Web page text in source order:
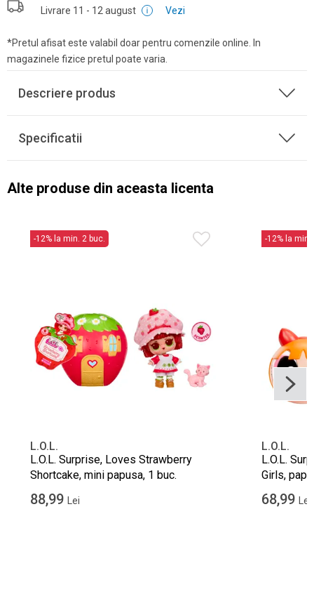
Livrare 11 - 12 august Vezi
*Pretul afisat este valabil doar pentru comenzile online. In
magazinele fizice pretul poate varia.
Descriere produs
Specificatii
Alte produse din aceasta licenta
-12% la min. 2 buc.
L.O.L.
L.O.L. Surprise, Loves Strawberry
Shortcake, mini papusa, 1 buc.
88,99 Lei
-12% la min.
L.O.L.
L.O.L.
Girls,
68,99 Lei